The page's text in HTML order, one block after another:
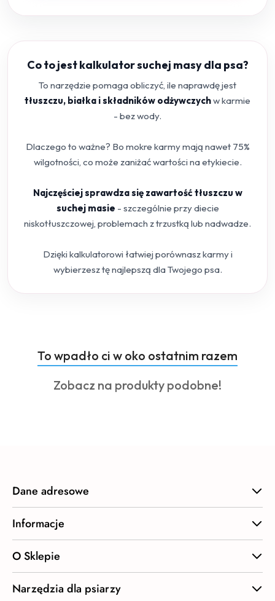
Co to jest kalkulator suchej masy dla psa?
To narzędzie pomaga obliczyć, ile naprawdę jest
tłuszczu, białka i składników odżywczychw karmie
- bez wody.
Dlaczego to ważne? Bo mokre karmy mają nawet 75%
wilgotności, co może zaniżać wartości na etykiecie.
Najczęściej sprawdza się zawartość tłuszczu w
suchej masie - szczególnie przy diecie
niskotłuszczowej, problemach z trzustką lub nadwadze.
Dzięki kalkulatorowi łatwiej porównasz karmy i
wybierzesz tę najlepszą dla Twojego psa.
Pomiń karuzelę produktów
Produkty
o
statusie:
To wpadło ci w oko ostatnim razem
Produkty
Zobacz na produkty podobne!
Dane adresowe
Informacje
O Sklepie
Narzędzia dla psiarzy